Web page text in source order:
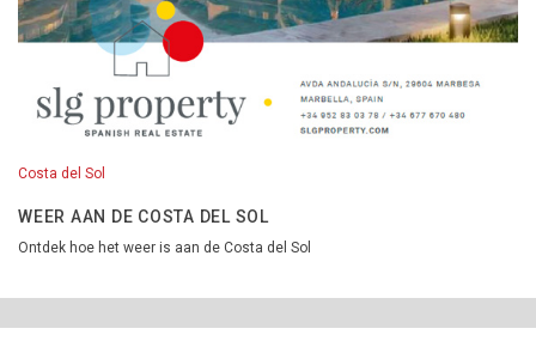
Costa del Sol
WEER AAN DE COSTA DEL SOL
Ontdek hoe het weer is aan de Costa del Sol